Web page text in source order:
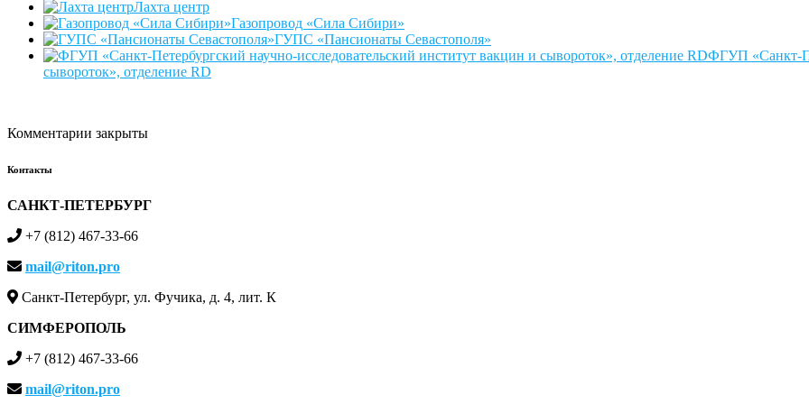
Лахта центр
Газопровод «Сила Сибири»
ГУПС «Пансионаты Севастополя»
ФГУП «Санкт-
сывороток», отделение RD
Комментарии закрыты
Контакты
САНКТ-ПЕТЕРБУРГ
+7 (812) 467-33-66
mail@riton.pro
Санкт-Петербург, ул. Фучика, д. 4, лит. К
СИМФЕРОПОЛЬ
+7 (812) 467-33-66
mail@riton.pro